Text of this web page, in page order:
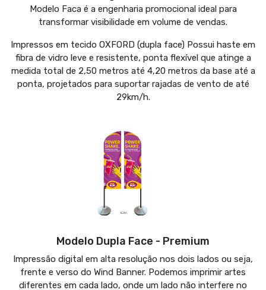
Modelo Faca é a engenharia promocional ideal para
transformar visibilidade em volume de vendas.
Impressos em tecido OXFORD (dupla face) Possui haste em
fibra de vidro leve e resistente, ponta flexível que atinge a
medida total de 2,50 metros até 4,20 metros da base até a
ponta, projetados para suportar rajadas de vento de até
29km/h.
Modelo Dupla Face - Premium
Impressão digital em alta resolução nos dois lados ou seja,
frente e verso do Wind Banner. Podemos imprimir artes
diferentes em cada lado, onde um lado não interfere no